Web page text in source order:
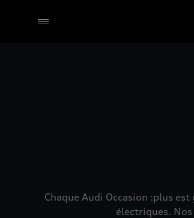
Chaque Audi Occasion :plus
électriques.